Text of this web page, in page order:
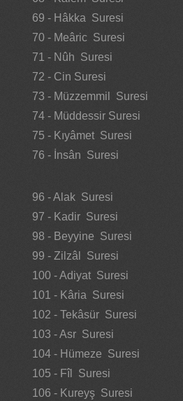
69 - Hâkka Suresi
70 - Meâric Suresi
71 - Nûh Suresi
72 - Cin Suresi
73 - Müzzemmil Suresi
74 - Müddessir Suresi
75 - Kıyâmet Suresi
76 - İnsân Suresi
96 - Alak Suresi
97 - Kadir Suresi
98 - Beyyine Suresi
99 - Zilzâl Suresi
100 - Adiyat Suresi
101 - Kâria Suresi
102 - Tekâsür Suresi
103 - Asr Suresi
104 - Hümeze Suresi
105 - Fîl Suresi
106 - Kureyş Suresi